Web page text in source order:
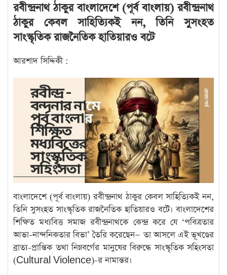
রবীন্দ্রনাথ ঠাকুর বাংলাদেশে (পূর্ব বাংলায়) রবীন্দ্রনাথ
ঠাকুর কেবল সাহিত্যিক‌ই নন, তিনি সুসংহত
সাংস্কৃতিক রাজনৈতিক হাতিয়ার‌ও বটে
আরশাদ সিদ্দিকী :
বাংলাদেশে (পূর্ব বাংলায়) রবীন্দ্রনাথ ঠাকুর কেবল সাহিত্যিক‌ই নন,
তিনি সুসংহত সাংস্কৃতিক রাজনৈতিক হাতিয়ার‌ও বটে। বাংলাদেশের
শিক্ষিত মধ্যবিত্ত সমাজ রবীন্দ্রনাথকে কেন্দ্র করে যে ‘পবিত্রতার
আভা-নান্দনিকতার বিভা’ তৈরি করেছেন— তা আসলে এই ভূখণ্ডের
ব্রাত্য-প্রান্তিক তথা নিম্নবর্গের মানুষের বিরুদ্ধে সাংস্কৃতিক সহিংসতা
(Cultural Violence)-র নামান্তর।